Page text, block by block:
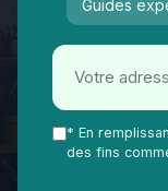
QVT Market Vie
de
Guides
* En
des fins